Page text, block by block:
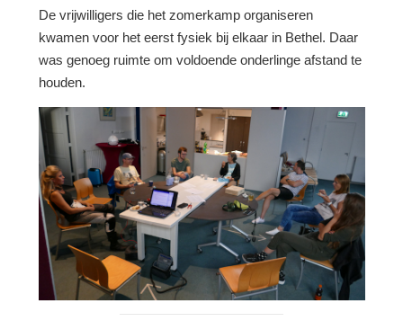
De vrijwilligers die het zomerkamp organiseren
kwamen voor het eerst fysiek bij elkaar in Bethel. Daar
was genoeg ruimte om voldoende onderlinge afstand te
houden.